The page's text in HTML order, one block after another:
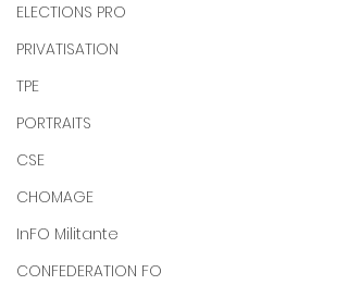
ELECTIONS PRO
PRIVATISATION
TPE
PORTRAITS
CSE
CHOMAGE
InFO Militante
CONFEDERATION FO